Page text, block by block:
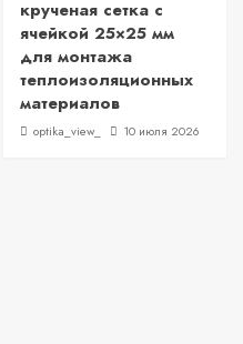
крученая сетка с
ячейкой 25×25 мм
для монтажа
теплоизоляционных
материалов
optika_view_ 10 июля 2026